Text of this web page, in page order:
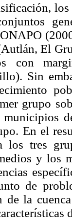
El
con
Sin
grupo
En el
los tres
y los
de
de la